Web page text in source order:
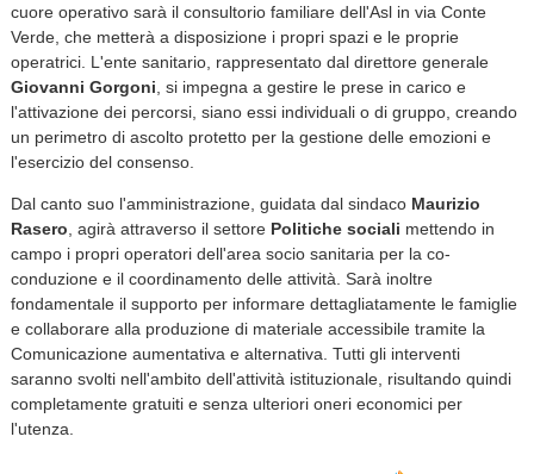
cuore operativo sarà il consultorio familiare dell'Asl in via Conte
Verde, che metterà a disposizione i propri spazi e le proprie
operatrici. L'ente sanitario, rappresentato dal direttore generale
Giovanni Gorgoni , si impegna a gestire le prese in carico e
l'attivazione dei percorsi, siano essi individuali o di gruppo, creando
un perimetro di ascolto protetto per la gestione delle emozioni e
l'esercizio del consenso.
Dal canto suo l'amministrazione, guidata dal sindaco Maurizio
Rasero, agirà attraverso il settore Politiche sociali mettendo in
campo i propri operatori dell'area socio sanitaria per la co-
conduzione e il coordinamento delle attività. Sarà inoltre
fondamentale il supporto per informare dettagliatamente le famiglie
e collaborare alla produzione di materiale accessibile tramite la
Comunicazione aumentativa e alternativa. Tutti gli interventi
saranno svolti nell'ambito dell'attività istituzionale, risultando quindi
completamente gratuiti e senza ulteriori oneri economici per
l'utenza.